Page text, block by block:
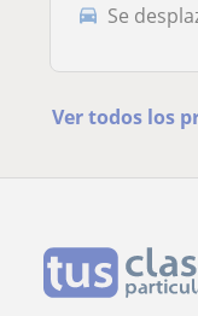
Se
Ver todos los